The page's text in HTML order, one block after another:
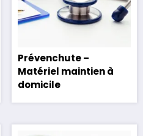
Prévenchute –
Matériel maintien à
domicile